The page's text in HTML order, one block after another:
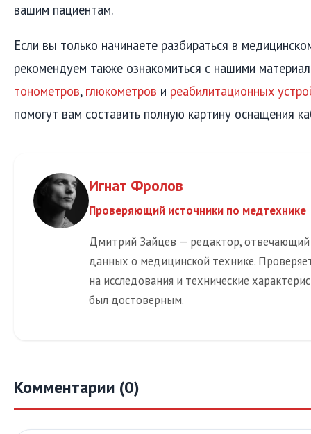
вашим пациентам.
Если вы только начинаете разбираться в
рекомендуем также ознакомиться с нашими
тонометров, глюкометров и реабилитационных
помогут вам составить полную картину оснащения
Игнат Фролов
Проверяющий источники по медтехнике
Дмитрий Зайцев — редактор,
данных о медицинской технике.
на исследования и технические
был достоверным.
Комментарии (0)